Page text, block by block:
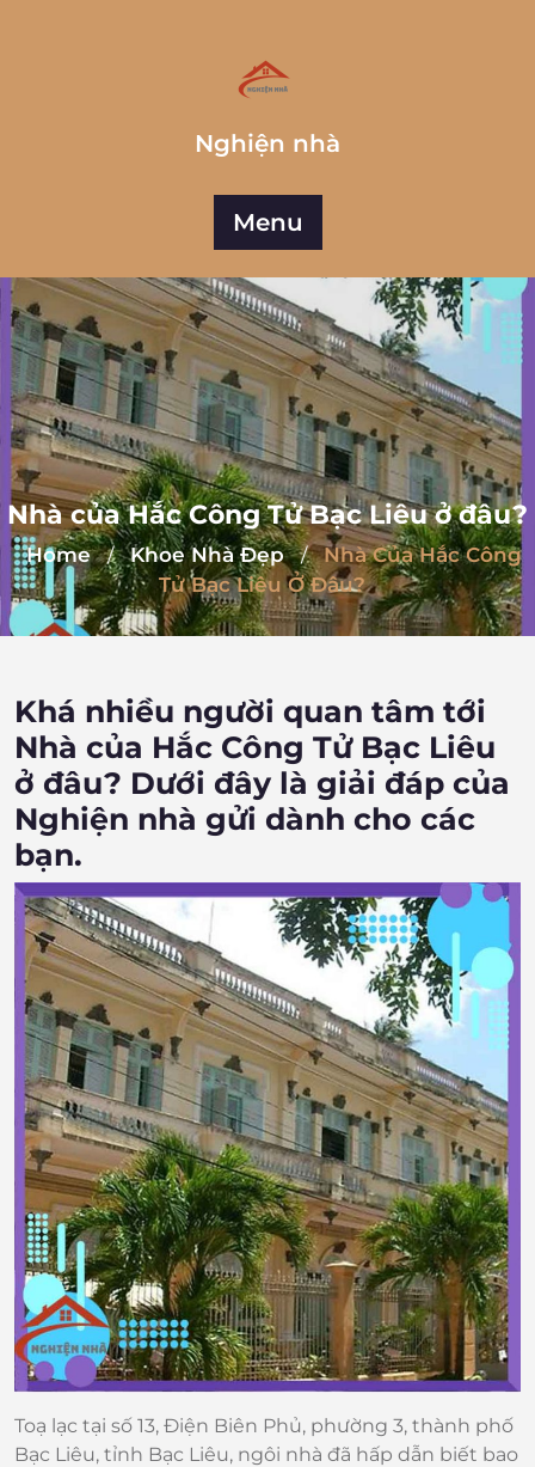
Nghiện nhà
Menu
Nhà của Hắc Công Tử Bạc Liêu ở đâu?
Home / Khoe Nhà Đẹp / Nhà Của Hắc Công
Tử Bạc Liêu Ở Đâu?
Khá nhiều người quan tâm tới
Nhà của Hắc Công Tử Bạc Liêu
ở đâu? Dưới đây là giải đáp của
Nghiện nhà gửi dành cho các
bạn.
Toạ lạc tại số 13, Điện Biên Phủ, phường 3, thành phố
Bạc Liêu, tỉnh Bạc Liêu, ngôi nhà đã hấp dẫn biết bao